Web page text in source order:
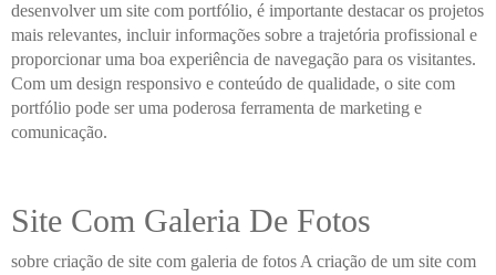
desenvolver um site com portfólio, é importante destacar os projetos
mais relevantes, incluir informações sobre a trajetória profissional e
proporcionar uma boa experiência de navegação para os visitantes.
Com um design responsivo e conteúdo de qualidade, o site com
portfólio pode ser uma poderosa ferramenta de marketing e
comunicação.
Site Com Galeria De Fotos
sobre criação de site com galeria de fotos A criação de um site com